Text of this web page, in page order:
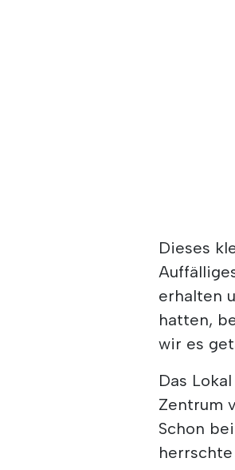
Dieses
erhalten
hatten,
wir es
Das
Zentrum
Schon